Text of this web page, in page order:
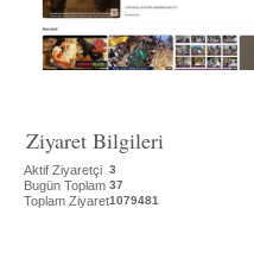
Ziyaret Bilgileri
Aktif Ziyaretçi 3
Bugün Toplam 37
Toplam Ziyaret1079481